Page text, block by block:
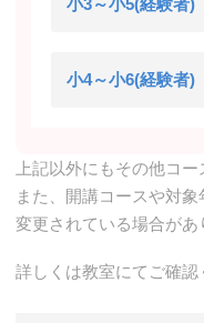
小3～小5(経験者)
小4～小6(経験者)
上記以外にもその他コ
また、開講コースや対
変更されている場合があ
詳しくは教室にてご確認